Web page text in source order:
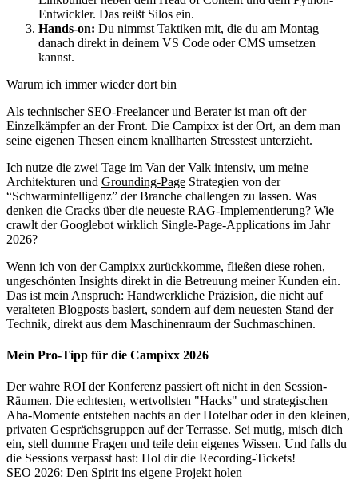
Entwickler. Das reißt Silos ein.
Hands-on: Du nimmst Taktiken mit, die du am Montag
danach direkt in deinem VS Code oder CMS umsetzen
kannst.
Warum ich immer wieder dort bin
Als technischer SEO-Freelancerund Berater ist man oft der
Einzelkämpfer an der Front. Die Campixx ist der Ort, an dem man
seine eigenen Thesen einem knallharten Stresstest unterzieht.
Ich nutze die zwei Tage im Van der Valk intensiv, um meine
Architekturen und Grounding-Page Strategien von der
“Schwarmintelligenz” der Branche challengen zu lassen. Was
denken die Cracks über die neueste RAG-Implementierung? Wie
crawlt der Googlebot wirklich Single-Page-Applications im Jahr
2026?
Wenn ich von der Campixx zurückkomme, fließen diese rohen,
ungeschönten Insights direkt in die Betreuung meiner Kunden ein.
Das ist mein Anspruch: Handwerkliche Präzision, die nicht auf
veralteten Blogposts basiert, sondern auf dem neuesten Stand der
Technik, direkt aus dem Maschinenraum der Suchmaschinen.
Mein Pro-Tipp für die Campixx 2026
Der wahre ROI der Konferenz passiert oft nicht in den Session-
Räumen. Die echtesten, wertvollsten "Hacks" und strategischen
Aha-Momente entstehen nachts an der Hotelbar oder in den kleinen,
privaten Gesprächsgruppen auf der Terrasse. Sei mutig, misch dich
ein, stell dumme Fragen und teile dein eigenes Wissen. Und falls du
die Sessions verpasst hast: Hol dir die Recording-Tickets!
SEO 2026: Den Spirit ins eigene Projekt holen